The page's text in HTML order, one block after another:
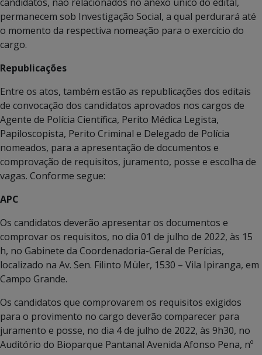
permanecem sob Investigação Social, a qual perdurará até
o momento da respectiva nomeação para o exercício do
cargo.
Republicações
Entre os atos, também estão as republicações dos editais
de convocação dos candidatos aprovados nos cargos de
Agente de Polícia Científica, Perito Médica Legista,
Papiloscopista, Perito Criminal e Delegado de Polícia
nomeados, para a apresentação de documentos e
comprovação de requisitos, juramento, posse e escolha de
vagas. Conforme segue:
APC
Os candidatos deverão apresentar os documentos e
comprovar os requisitos, no dia 01 de julho de 2022, às 15
h, no Gabinete da Coordenadoria-Geral de Perícias,
localizado na Av. Sen. Filinto Müler, 1530 – Vila Ipiranga, em
Campo Grande.
Os candidatos que comprovarem os requisitos exigidos
para o provimento no cargo deverão comparecer para
juramento e posse, no dia 4 de julho de 2022, às 9h30, no
Auditório do Bioparque Pantanal Avenida Afonso Pena, nº